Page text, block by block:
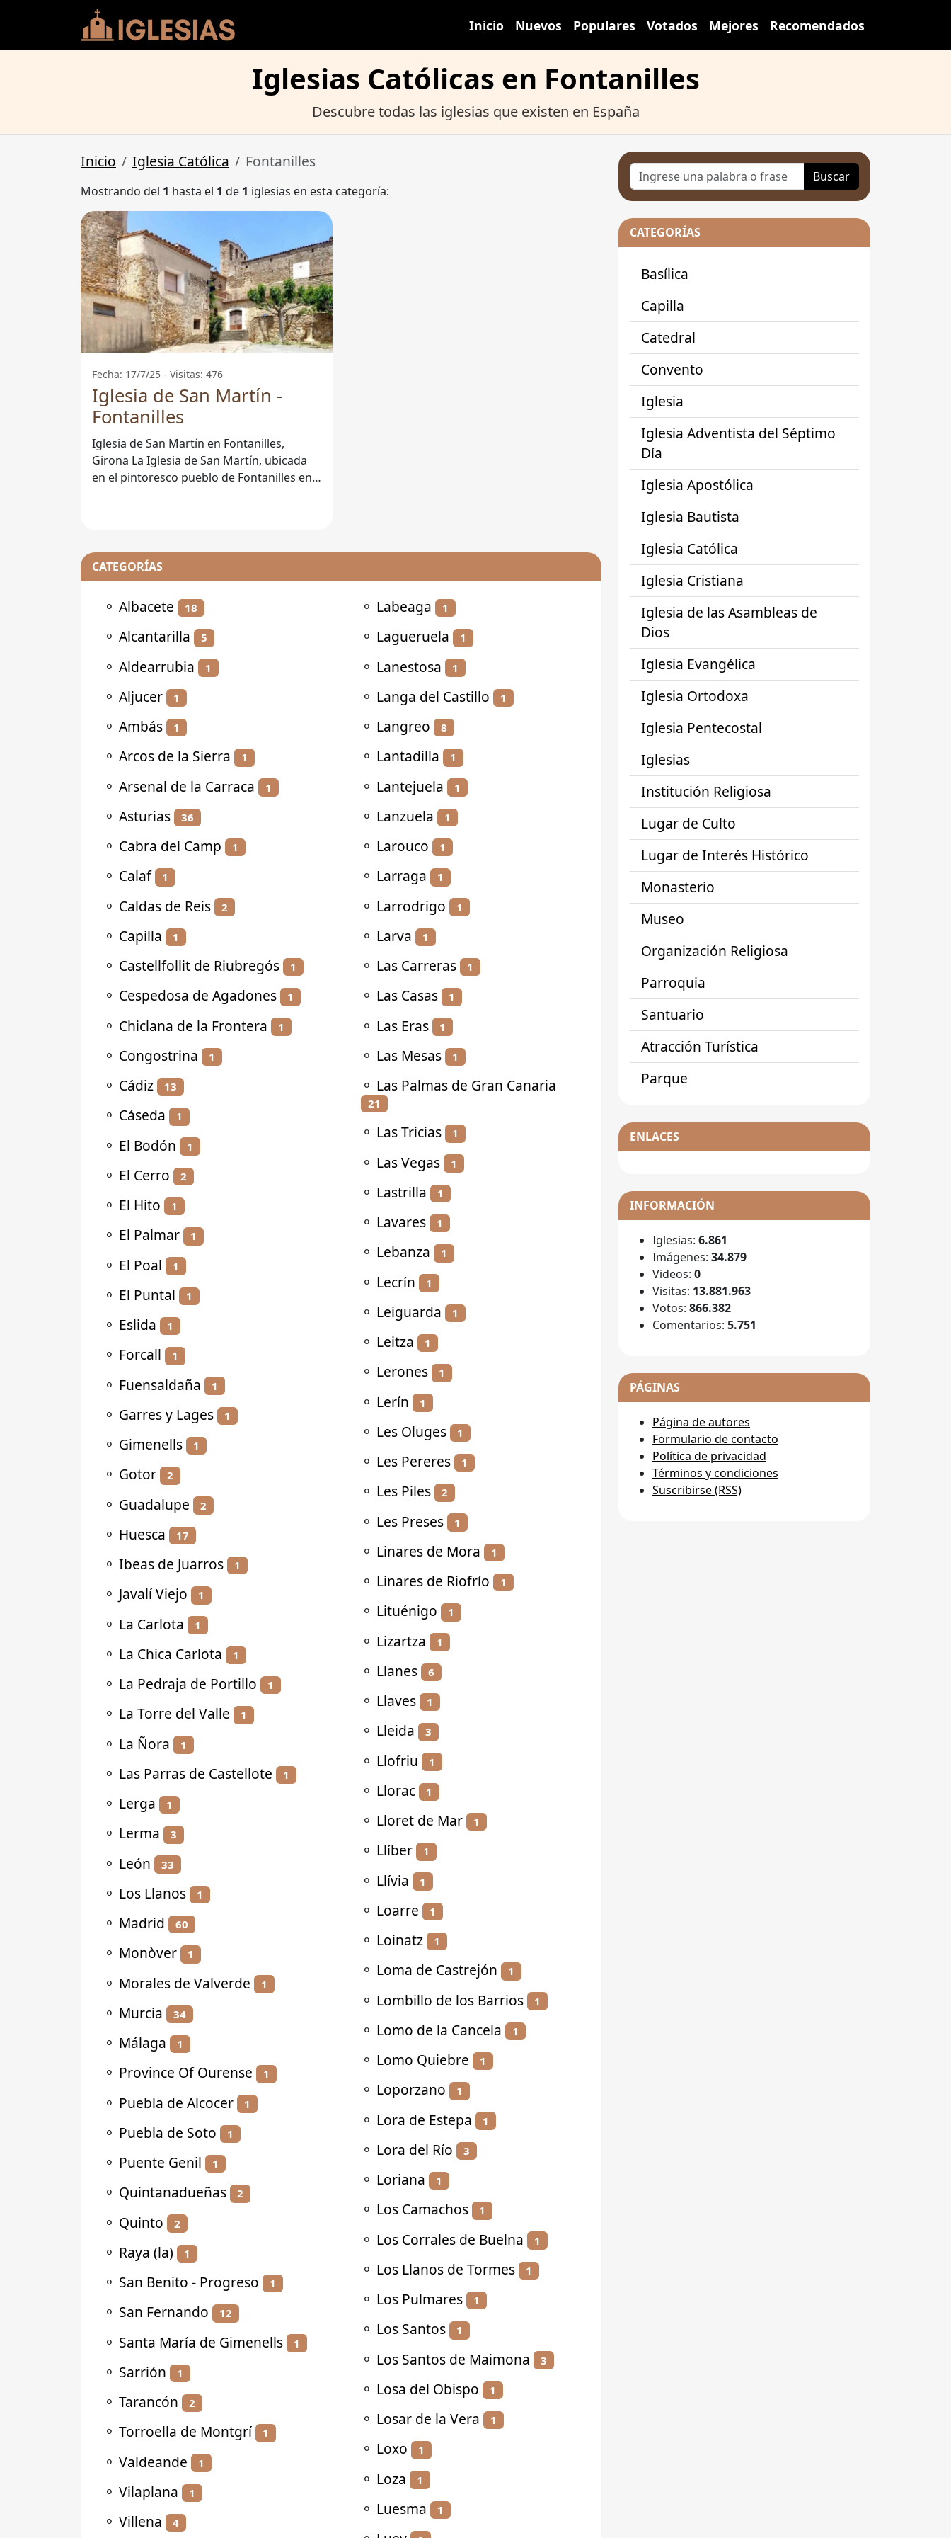
Inicio Nuevos Populares Votados Mejores Recomendados
Iglesias Católicas en Fontanilles
Descubre todas las iglesias que existen en España
Inicio Iglesia Católica Fontanilles
Mostrando del 1 hasta el 1 de 1 iglesias en esta categoría:
Fecha: 17/7/25 - Visitas: 476
Iglesia de San Martín -
Fontanilles
Iglesia de San Martín en Fontanilles,
Girona La Iglesia de San Martín, ubicada
en el pintoresco pueblo de Fontanilles en
CATEGORÍAS
⚬ Albacete 18
⚬ Alcantarilla 5
⚬ Aldearrubia 1
⚬ Aljucer 1
⚬ Ambás 1
⚬ Arcos de la Sierra 1
⚬ Arsenal de la Carraca 1
⚬ Asturias 36
⚬ Cabra del Camp 1
⚬ Calaf 1
⚬ Caldas de Reis 2
⚬ Capilla 1
⚬ Castellfollit de Riubregós 1
⚬ Cespedosa de Agadones 1
⚬ Chiclana de la Frontera 1
⚬ Congostrina 1
⚬ Cádiz 13
⚬ Cáseda 1
⚬ El Bodón 1
⚬ El Cerro 2
⚬ El Hito 1
⚬ El Palmar 1
⚬ El Poal 1
⚬ El Puntal 1
⚬ Eslida 1
⚬ Forcall 1
⚬ Fuensaldaña 1
⚬ Garres y Lages 1
⚬ Gimenells 1
⚬ Gotor 2
⚬ Guadalupe 2
⚬ Huesca 17
⚬ Ibeas de Juarros 1
⚬ Javalí Viejo 1
⚬ La Carlota 1
⚬ La Chica Carlota 1
⚬ La Pedraja de Portillo 1
⚬ La Torre del Valle 1
⚬ La Ñora 1
⚬ Las Parras de Castellote 1
⚬ Lerga 1
⚬ Lerma 3
⚬ León 33
⚬ Los Llanos 1
⚬ Madrid 60
⚬ Monòver 1
⚬ Morales de Valverde 1
⚬ Murcia 34
⚬ Málaga 1
⚬ Province Of Ourense 1
⚬ Puebla de Alcocer 1
⚬ Puebla de Soto 1
⚬ Puente Genil 1
⚬ Quintanadueñas 2
⚬ Quinto 2
⚬ Raya (la) 1
⚬ San Benito - Progreso 1
⚬ San Fernando 12
⚬ Santa María de Gimenells 1
⚬ Sarrión 1
⚬ Tarancón 2
⚬ Torroella de Montgrí 1
⚬ Valdeande 1
⚬ Vilaplana 1
⚬ Villena 4
⚬ Labeaga 1
⚬ Lagueruela 1
⚬ Lanestosa 1
⚬ Langa del Castillo 1
⚬ Langreo 8
⚬ Lantadilla 1
⚬ Lantejuela 1
⚬ Lanzuela 1
⚬ Larouco 1
⚬ Larraga 1
⚬ Larrodrigo 1
⚬ Larva 1
⚬ Las Carreras 1
⚬ Las Casas 1
⚬ Las Eras 1
⚬ Las Mesas 1
⚬ Las Palmas de Gran Canaria
21
⚬ Las Tricias 1
⚬ Las Vegas 1
⚬ Lastrilla 1
⚬ Lavares 1
⚬ Lebanza 1
⚬ Lecrín 1
⚬ Leiguarda 1
⚬ Leitza 1
⚬ Lerones 1
⚬ Lerín 1
⚬ Les Oluges 1
⚬ Les Pereres 1
⚬ Les Piles 2
⚬ Les Preses 1
⚬ Linares de Mora 1
⚬ Linares de Riofrío 1
⚬ Lituénigo 1
⚬ Lizartza 1
⚬ Llanes 6
⚬ Llaves 1
⚬ Lleida 3
⚬ Llofriu 1
⚬ Llorac 1
⚬ Lloret de Mar 1
⚬ Llíber 1
⚬ Llívia 1
⚬ Loarre 1
⚬ Loinatz 1
⚬ Loma de Castrejón 1
⚬ Lombillo de los Barrios 1
⚬ Lomo de la Cancela 1
⚬ Lomo Quiebre 1
⚬ Loporzano 1
⚬ Lora de Estepa 1
⚬ Lora del Río 3
⚬ Loriana 1
⚬ Los Camachos 1
⚬ Los Corrales de Buelna 1
⚬ Los Llanos de Tormes 1
⚬ Los Pulmares 1
⚬ Los Santos 1
⚬ Los Santos de Maimona 3
⚬ Losa del Obispo 1
⚬ Losar de la Vera 1
⚬ Loxo 1
⚬ Loza 1
⚬ Luesma 1
Buscar
CATEGORÍAS
Basílica
Capilla
Catedral
Convento
Iglesia
Iglesia Adventista del Séptimo
Día
Iglesia Apostólica
Iglesia Bautista
Iglesia Católica
Iglesia Cristiana
Iglesia de las Asambleas de
Dios
Iglesia Evangélica
Iglesia Ortodoxa
Iglesia Pentecostal
Iglesias
Institución Religiosa
Lugar de Culto
Lugar de Interés Histórico
Monasterio
Museo
Organización Religiosa
Parroquia
Santuario
Atracción Turística
Parque
ENLACES
INFORMACIÓN
Iglesias: 6.861
Imágenes: 34.879
Videos: 0
Visitas: 13.881.963
Votos: 866.382
Comentarios: 5.751
PÁGINAS
Página de autores
Formulario de contacto
Política de privacidad
Términos y condiciones
Suscribirse (RSS)